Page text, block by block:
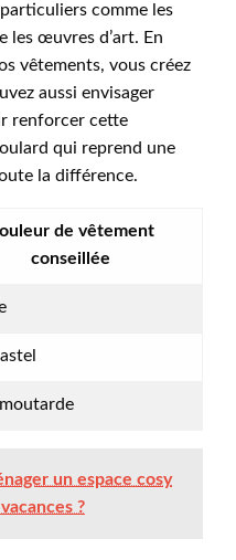
comme les
les œuvres d’art. En
vêtements, vous créez
aussi envisager
renforcer cette
qui reprend une
la différence.
de vêtement
conseillée
un espace cosy
?